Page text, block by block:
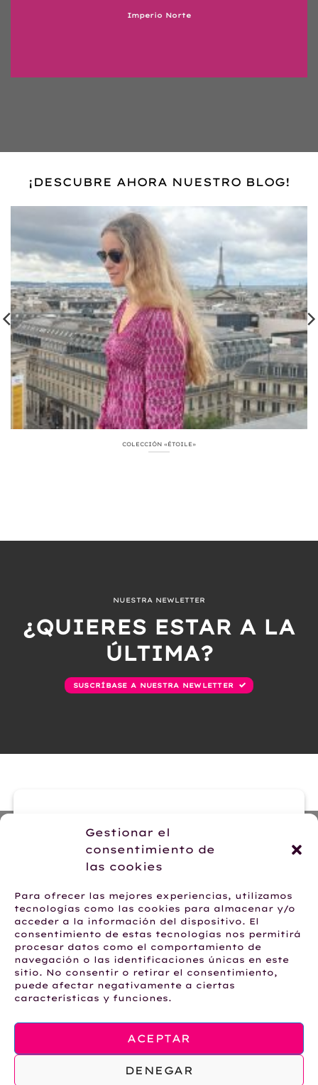
Gestionar el
consentimiento de
las cookies
Para ofrecer las mejores experiencias, utilizamos
tecnologías como las cookies para almacenar y/o
acceder a la información del dispositivo. El
consentimiento de estas tecnologías nos permitirá
procesar datos como el comportamiento de
navegación o las identificaciones únicas en este
sitio. No consentir o retirar el consentimiento,
puede afectar negativamente a ciertas
características y funciones.
ACEPTAR
DENEGAR
Imperio Norte
¡DESCUBRE AHORA NUESTRO BLOG!
COLECCIÓN «ÉTOILE»
NUESTRA NEWLETTER
¿QUIERES ESTAR A LA
ÚLTIMA?
SUSCRÍBASE A NUESTRA NEWLETTER
ENVIAR EMAIL
Hablemos por WhatsApp
CONDICIONES DE VENTA